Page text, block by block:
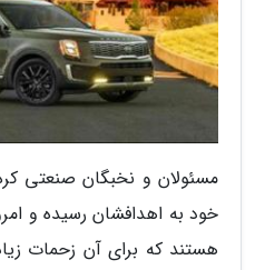
مسئولان و نخبگان صنعتی
خود به اهدافشان رسیده و
هستند که برای آن زحمات